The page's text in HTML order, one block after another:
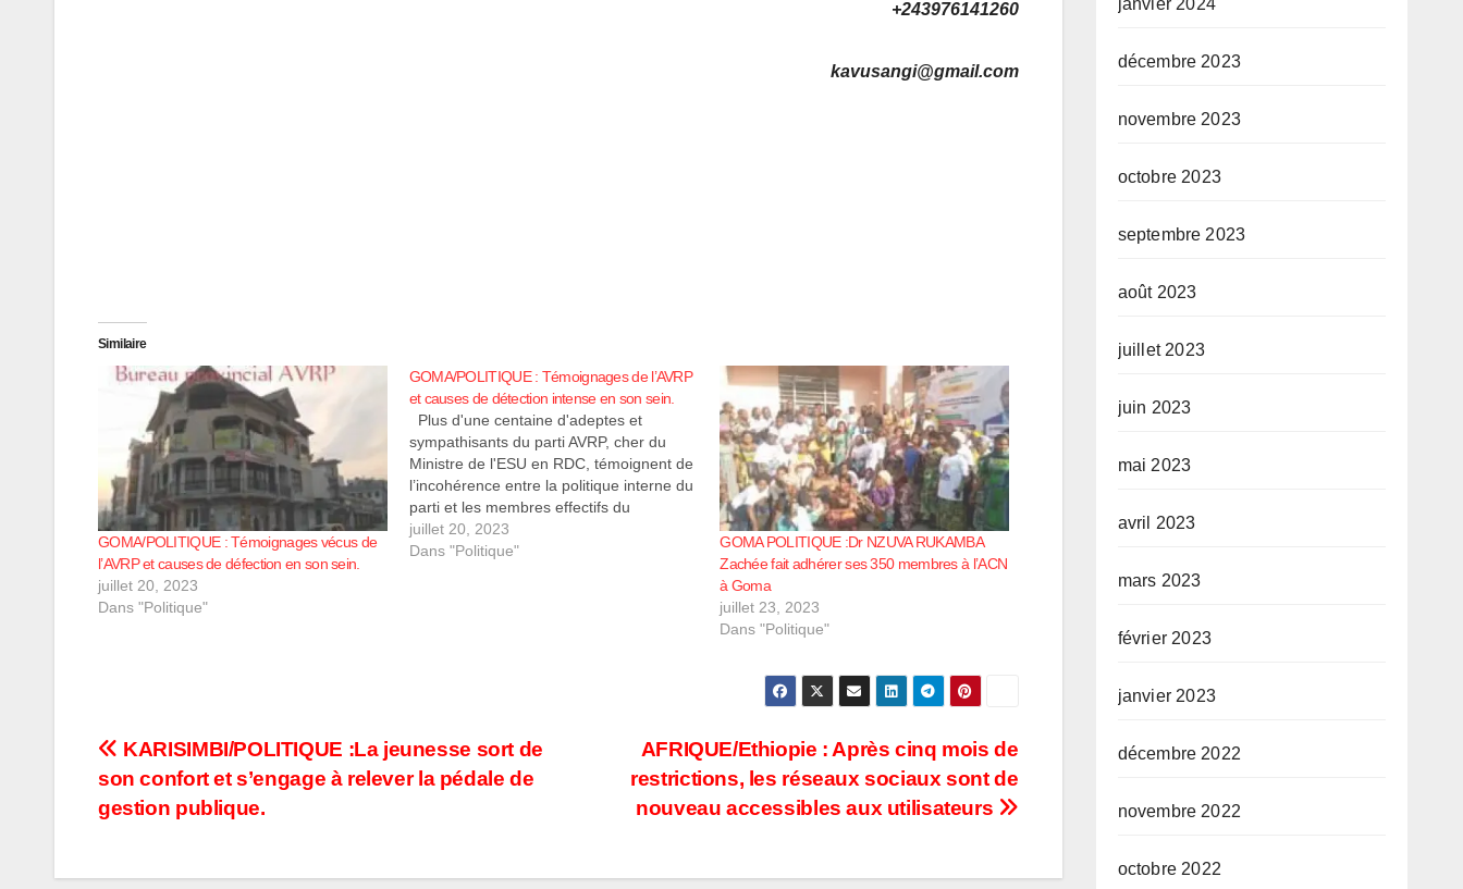
+243976141260
kavusangi@gmail.com
Similaire
GOMA/POLITIQUE : Témoignages vécus de
l’AVRP et causes de défection en son sein.
juillet 20, 2023
Dans "Politique"
GOMA/POLITIQUE : Témoignages de l’AVRP
et causes de détection intense en son sein.
Plus d'une centaine d'adeptes et
sympathisants du parti AVRP, cher du
Ministre de l'ESU en RDC, témoignent de
l’incohérence entre la politique interne du
parti et les membres effectifs du
mouvement. Dans certains bureaux de
Goma, cela se raconte. Cette déclaration
juillet 20, 2023
Dans "Politique"
GOMA POLITIQUE :Dr NZUVA RUKAMBA
Zachée fait adhérer ses 350 membres à l’ACN
à Goma
juillet 23, 2023
Dans "Politique"
Navigation
de
AFRIQUE/Ethiopie : Après cinq mois de
restrictions, les réseaux sociaux sont de
nouveau accessibles aux utilisateurs
KARISIMBI/POLITIQUE :La jeunesse sort de
son confort et s’engage à relever la pédale de
gestion publique.
janvier 2024
décembre 2023
novembre 2023
octobre 2023
septembre 2023
août 2023
juillet 2023
juin 2023
mai 2023
avril 2023
mars 2023
février 2023
janvier 2023
décembre 2022
novembre 2022
octobre 2022